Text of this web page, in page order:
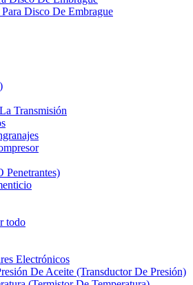
Disco De Embrague
Transmisión
Penetrantes)
todo
Electrónicos
De Aceite (Transductor De Presión)